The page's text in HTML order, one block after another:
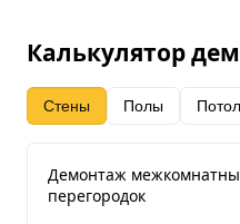
Калькулятор
Стены Полы
Демонтаж
перегородок